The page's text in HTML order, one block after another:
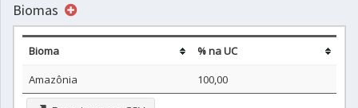
Biomas
Bioma
% na UC
Amazônia
100,00